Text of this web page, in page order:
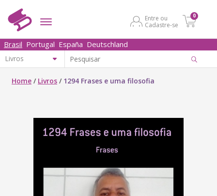
Entre ou
Cadastre-se
0
Brasil Portugal España Deutschland
Home / Livros / 1294 Frases e uma filosofia